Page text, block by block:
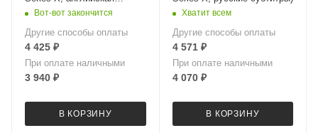
версия)
Вот-вот закончится
Другие способы оплаты
4 425 ₽
При оплате наличными
3 940 ₽
В КОРЗИНУ
Хватит всем
Другие способы оплаты
4 571₽
При оплате наличными
4 070₽
В КОРЗИНУ